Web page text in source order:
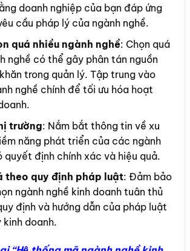
doanh nghiệp của bạn đáp ứng
cầu pháp lý của ngành nghề.
quá nhiều ngành nghề: Chọn quá
nghề có thể gây phân tán nguồn
trong quản lý. Tập trung vào
nghề chính để tối ưu hóa hoạt
trường: Nắm bắt thông tin về xu
năng phát triển của các ngành
quyết định chính xác và hiệu quả.
theo quy định pháp luật: Đảm bảo
ngành nghề kinh doanh tuân thủ
định và hướng dẫn của pháp luật
doanh.